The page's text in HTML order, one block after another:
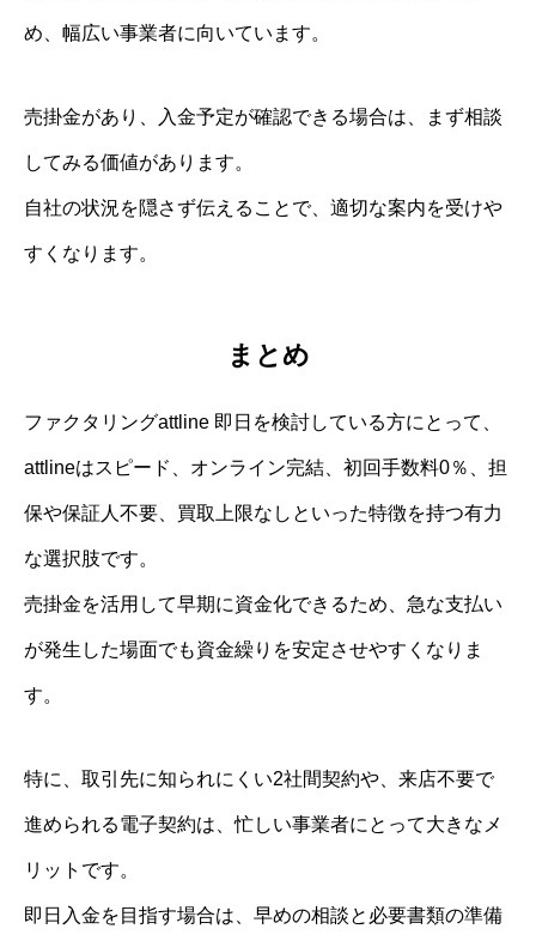
め、幅広い事業者に向いています。
売掛金があり、入金予定が確認できる場合は、まず相談
してみる価値があります。
自社の状況を隠さず伝えることで、適切な案内を受けや
すくなります。
まとめ
ファクタリングattline 即日を検討している方にとって、
attlineはスピード、オンライン完結、初回手数料0％、担
保や保証人不要、買取上限なしといった特徴を持つ有力
な選択肢です。
売掛金を活用して早期に資金化できるため、急な支払い
が発生した場面でも資金繰りを安定させやすくなりま
す。
特に、取引先に知られにくい2社間契約や、来店不要で
進められる電子契約は、忙しい事業者にとって大きなメ
リットです。
即日入金を目指す場合は、早めの相談と必要書類の準備